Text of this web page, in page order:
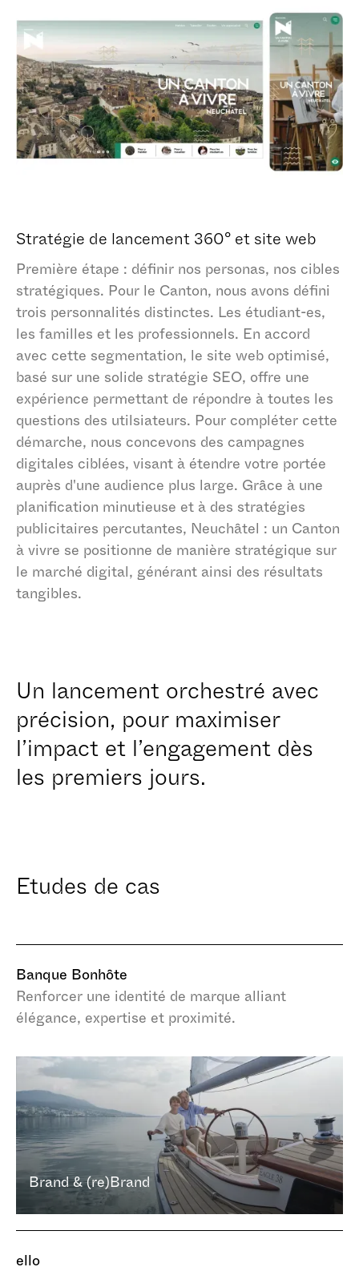
Stratégie de lancement 360° et site web
Première étape : définir nos personas, nos cibles
stratégiques. Pour le Canton, nous avons défini
trois personnalités distinctes. Les étudiant-es,
les familles et les professionnels. En accord
avec cette segmentation, le site web optimisé,
basé sur une solide stratégie SEO, offre une
expérience permettant de répondre à toutes les
questions des utilsiateurs. Pour compléter cette
démarche, nous concevons des campagnes
digitales ciblées, visant à étendre votre portée
auprès d'une audience plus large. Grâce à une
planification minutieuse et à des stratégies
publicitaires percutantes, Neuchâtel : un Canton
à vivre se positionne de manière stratégique sur
le marché digital, générant ainsi des résultats
tangibles.
Un lancement orchestré avec
précision, pour maximiser
l’impact et l’engagement dès
les premiers jours.
Etudes de cas
Banque Bonhôte
Renforcer une identité de marque alliant
élégance, expertise et proximité.
Brand & (re)Brand
ello
Accepter tous les cookies